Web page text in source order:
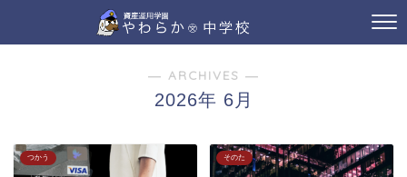
― ARCHIVES ―
2026年 6月
つかう そのた